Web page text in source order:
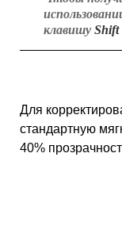
клавишу Shift
Для
стандартную
40%